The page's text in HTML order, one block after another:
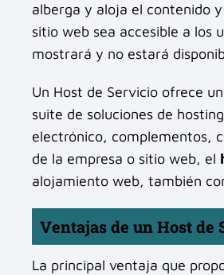
alberga y aloja el contenido
sitio web sea accesible a los
mostrará y no estará
Un Host de Servicio ofrece
suite de soluciones de
electrónico, complementos,
de la empresa o sitio web, el
alojamiento web, también
Ventajas de un Host de
La principal ventaja que